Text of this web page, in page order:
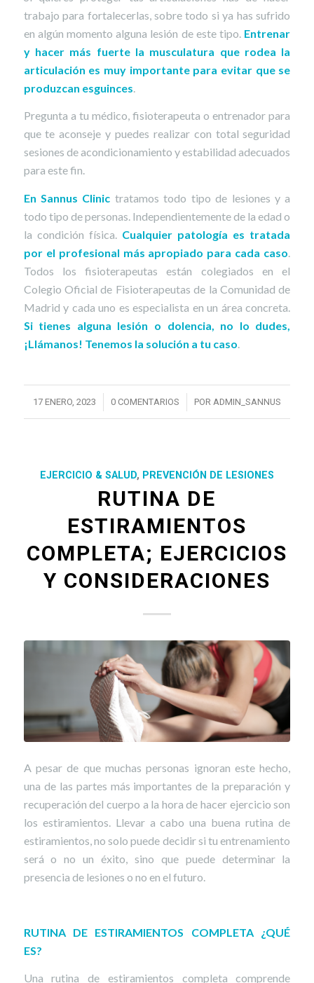
trabajo para fortalecerlas, sobre todo si ya has sufrido
en algún momento alguna lesión de este tipo. Entrenar
y hacer más fuerte la musculatura que rodea la
articulación es muy importante para evitar que se
produzcan esguinces
Pregunta a tu médico, fisioterapeuta o entrenador para
que te aconseje y puedes realizar con total seguridad
sesiones de acondicionamiento y estabilidad adecuados
para este fin.
EnSannus Clinic tratamos todo tipo de lesiones y a
todo tipo de personas. Independientemente de la edad o
la condición física. Cualquier patología es tratada
por el profesional más apropiado para cada caso.
Todos los fisioterapeutas están colegiados en el
Colegio Oficial de Fisioterapeutas de la Comunidad de
Madrid y cada uno es especialista en un área concreta.
Si tienes alguna lesión o dolencia, no lo dudes,
¡Llámanos! Tenemos la solución a tu caso.
17 ENERO, 2023
/ 0 COMENTARIOS
/ POR ADMIN_SANNUS
EJERCICIO & SALUD, PREVENCIÓN DE LESIONES
RUTINA DE
ESTIRAMIENTOS
COMPLETA; EJERCICIOS
Y CONSIDERACIONES
A pesar de que muchas personas ignoran este hecho,
una de las partes más importantes de la preparación y
recuperación del cuerpo a la hora de hacer ejercicio son
los estiramientos. Llevar a cabo una buena rutina de
estiramientos, no solo puede decidir si tu entrenamiento
será o no un éxito, sino que puede determinar la
presencia de lesiones o no en el futuro.
RUTINA DE ESTIRAMIENTOS COMPLETA ¿QUÉ
ES?
Una rutina de estiramientos completa comprende